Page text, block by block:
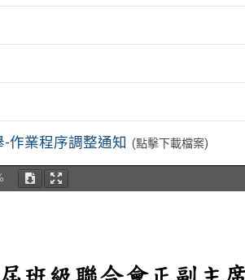
作業程序調整通知 (點擊下載檔案)